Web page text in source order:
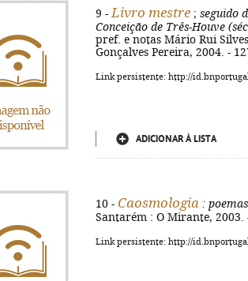
9 - Livro mestre ; seguido
Conceição de Três-Houve
pref. e notas Mário Rui
Gonçalves Pereira, 2004. -
Link persistente: http://
ADICIONAR À LISTA
10 - Caosmologia : poemas
Santarém : O Mirante, 2003.
Link persistente: http://